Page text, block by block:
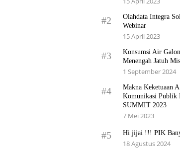
#2
Olahdata Integra
Webinar
15 April 2023
#3
Konsumsi Air
Menengah Jatuh
1 September 2024
#4
Makna Keketuaan
Komunikasi Publik
SUMMIT 2023
7 Mei 2023
#5 Hi jijai !!! PIK
18 Agustus 2024